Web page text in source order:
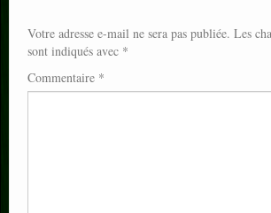
Votre adresse e-mail ne sera pas publiée. Les
sont indiqués avec *
Commentaire *